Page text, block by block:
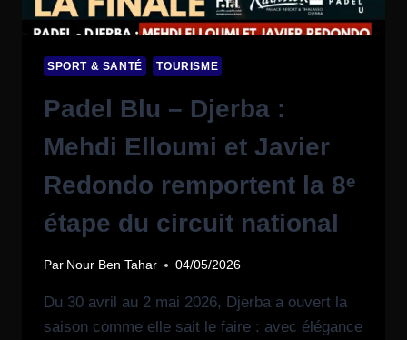
SPORT & SANTÉ TOURISME
Padel Blu – Djerba :
Mehdi Elloumi et Javier
Redondo remportent la 8ᵉ
étape du circuit national
Par Nour Ben Tahar 04/05/2026
Du 30 avril au 2 mai 2026, Djerba a ouvert la
saison comme elle sait le faire : avec élégance